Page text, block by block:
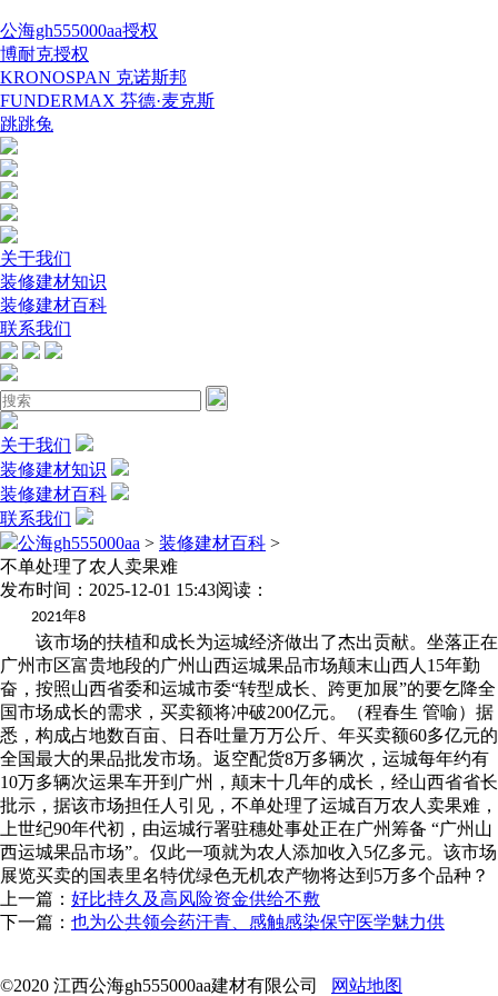
公海gh555000aa授权
博耐克授权
KRONOSPAN 克诺斯邦
FUNDERMAX 芬德·麦克斯
跳跳兔
关于我们
装修建材知识
装修建材百科
联系我们
关于我们
装修建材知识
装修建材百科
联系我们
公海gh555000aa > 装修建材百科 >
不单处理了农人卖果难
发布时间：2025-12-01 15:43阅读：
2021年8
该市场的扶植和成长为运城经济做出了杰出贡献。坐落正在
广州市区富贵地段的广州山西运城果品市场颠末山西人15年勤
奋，按照山西省委和运城市委“转型成长、跨更加展”的要乞降全
国市场成长的需求，买卖额将冲破200亿元。（程春生 管喻）据
悉，构成占地数百亩、日吞吐量万万公斤、年买卖额60多亿元的
全国最大的果品批发市场。返空配货8万多辆次，运城每年约有
10万多辆次运果车开到广州，颠末十几年的成长，经山西省省长
批示，据该市场担任人引见，不单处理了运城百万农人卖果难，
上世纪90年代初，由运城行署驻穗处事处正在广州筹备 “广州山
西运城果品市场”。仅此一项就为农人添加收入5亿多元。该市场
展览买卖的国表里名特优绿色无机农产物将达到5万多个品种？
上一篇： 好比持久及高风险资金供给不敷
下一篇： 也为公共领会药汗青、感触感染保守医学魅力供
©2020 江西公海gh555000aa建材有限公司 网站地图